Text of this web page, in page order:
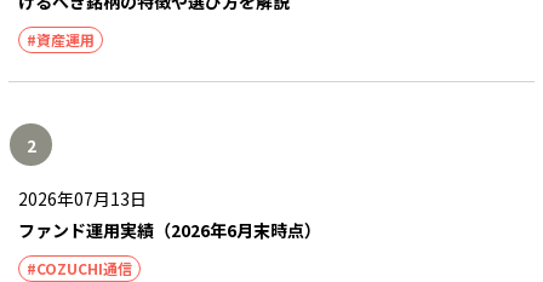
#資産運用
2
2026年07月13日
ファンド運用実績（2026年6月末時点）
#COZUCHI通信